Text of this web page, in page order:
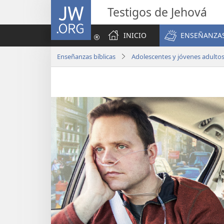
JW.ORG Testigos de Jehová
INICIO
Enseñanzas bíblicas Adolescentes y jóvenes adultos